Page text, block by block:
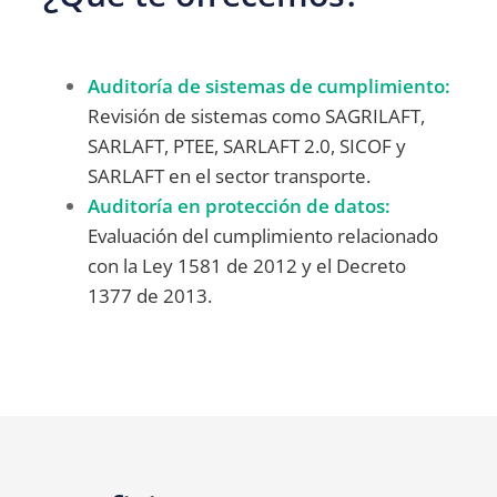
Auditoría de sistemas de cumplimiento:
Revisión de sistemas como SAGRILAFT,
SARLAFT, PTEE, SARLAFT 2.0, SICOF y
SARLAFT en el sector transporte.
Auditoría en protección de datos:
Evaluación del cumplimiento relacionado
con la Ley 1581 de 2012 y el Decreto
1377 de 2013.